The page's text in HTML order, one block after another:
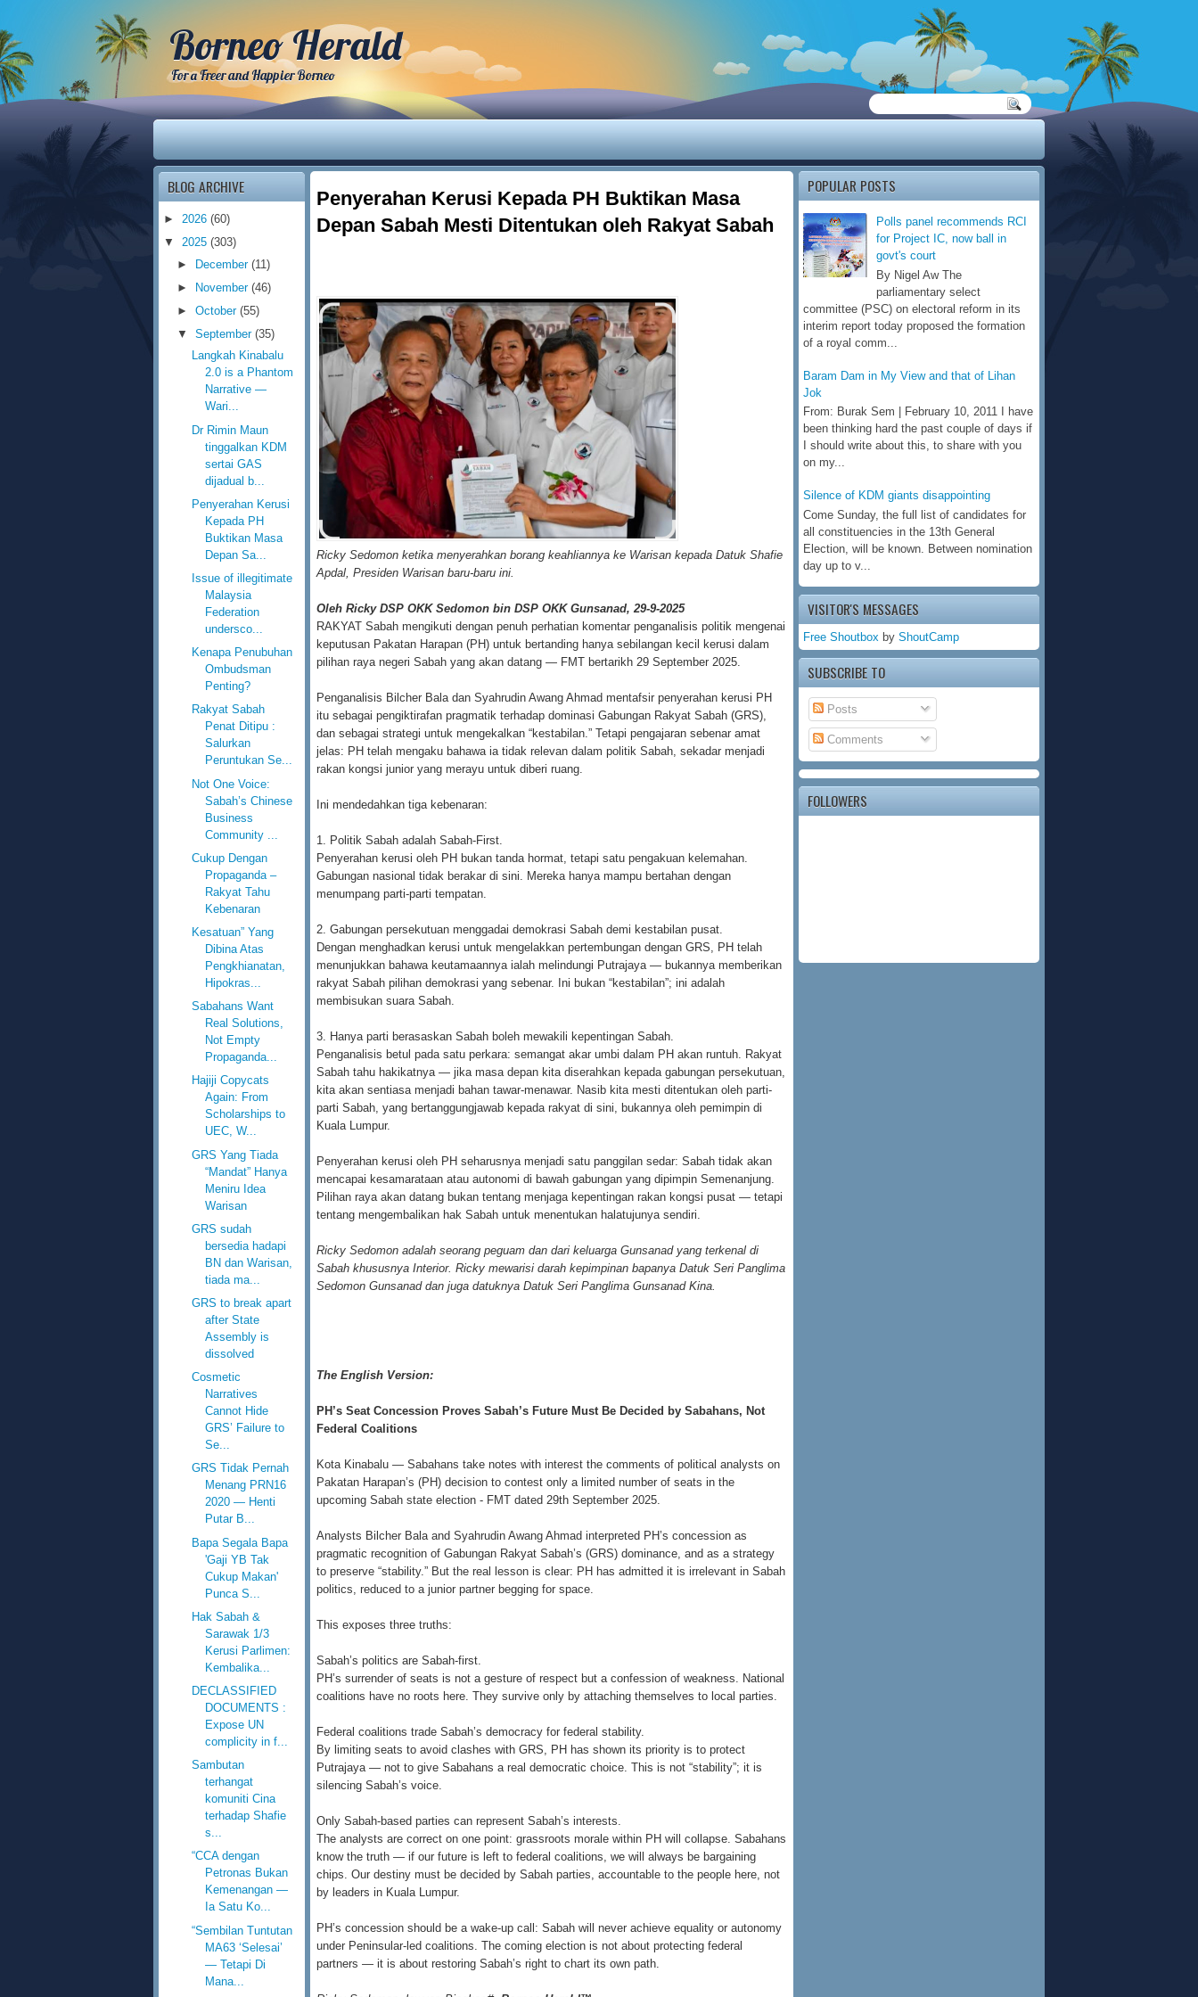
Borneo Herald
For a Freer and Happier Borneo
POPULAR POSTS
Polls panel recommends RCI
for Project IC, now ball in
govt's court
By Nigel Aw The
parliamentary select
committee (PSC) on electoral reform in its
interim report today proposed the formation
of a royal comm...
Baram Dam in My View and that of Lihan
Jok
From: Burak Sem | February 10, 2011 I have
been thinking hard the past couple of days if
I should write about this, to share with you
on my...
Silence of KDM giants disappointing
Come Sunday, the full list of candidates for
all constituencies in the 13th General
Election, will be known. Between nomination
day up to v...
VISITOR'S MESSAGES
Free Shoutbox by ShoutCamp
SUBSCRIBE TO
Posts
Comments
FOLLOWERS
Penyerahan Kerusi Kepada PH Buktikan Masa
Depan Sabah Mesti Ditentukan oleh Rakyat Sabah
Ricky Sedomon ketika menyerahkan borang keahliannya ke Warisan kepada Datuk Shafie
Apdal, Presiden Warisan baru-baru ini.
Oleh Ricky DSP OKK Sedomon bin DSP OKK Gunsanad, 29-9-2025
RAKYAT Sabah mengikuti dengan penuh perhatian komentar penganalisis politik mengenai
keputusan Pakatan Harapan (PH) untuk bertanding hanya sebilangan kecil kerusi dalam
pilihan raya negeri Sabah yang akan datang — FMT bertarikh 29 September 2025.
Penganalisis Bilcher Bala dan Syahrudin Awang Ahmad mentafsir penyerahan kerusi PH
itu sebagai pengiktirafan pragmatik terhadap dominasi Gabungan Rakyat Sabah (GRS),
dan sebagai strategi untuk mengekalkan “kestabilan.” Tetapi pengajaran sebenar amat
jelas: PH telah mengaku bahawa ia tidak relevan dalam politik Sabah, sekadar menjadi
rakan kongsi junior yang merayu untuk diberi ruang.
Ini mendedahkan tiga kebenaran:
1. Politik Sabah adalah Sabah-First.
Penyerahan kerusi oleh PH bukan tanda hormat, tetapi satu pengakuan kelemahan.
Gabungan nasional tidak berakar di sini. Mereka hanya mampu bertahan dengan
menumpang parti-parti tempatan.
2. Gabungan persekutuan menggadai demokrasi Sabah demi kestabilan pusat.
Dengan menghadkan kerusi untuk mengelakkan pertembungan dengan GRS, PH telah
menunjukkan bahawa keutamaannya ialah melindungi Putrajaya — bukannya memberikan
rakyat Sabah pilihan demokrasi yang sebenar. Ini bukan “kestabilan”; ini adalah
membisukan suara Sabah.
3. Hanya parti berasaskan Sabah boleh mewakili kepentingan Sabah.
Penganalisis betul pada satu perkara: semangat akar umbi dalam PH akan runtuh. Rakyat
Sabah tahu hakikatnya — jika masa depan kita diserahkan kepada gabungan persekutuan,
kita akan sentiasa menjadi bahan tawar-menawar. Nasib kita mesti ditentukan oleh parti-
parti Sabah, yang bertanggungjawab kepada rakyat di sini, bukannya oleh pemimpin di
Kuala Lumpur.
Penyerahan kerusi oleh PH seharusnya menjadi satu panggilan sedar: Sabah tidak akan
mencapai kesamarataan atau autonomi di bawah gabungan yang dipimpin Semenanjung.
Pilihan raya akan datang bukan tentang menjaga kepentingan rakan kongsi pusat — tetapi
tentang mengembalikan hak Sabah untuk menentukan halatujunya sendiri.
Ricky Sedomon adalah seorang peguam dan dari keluarga Gunsanad yang terkenal di
Sabah khususnya Interior. Ricky mewarisi darah kepimpinan bapanya Datuk Seri Panglima
Sedomon Gunsanad dan juga datuknya Datuk Seri Panglima Gunsanad Kina.
The English Version:
PH’s Seat Concession Proves Sabah’s Future Must Be Decided by Sabahans, Not
Federal Coalitions
Kota Kinabalu — Sabahans take notes with interest the comments of political analysts on
Pakatan Harapan’s (PH) decision to contest only a limited number of seats in the
upcoming Sabah state election - FMT dated 29th September 2025.
Analysts Bilcher Bala and Syahrudin Awang Ahmad interpreted PH’s concession as
pragmatic recognition of Gabungan Rakyat Sabah’s (GRS) dominance, and as a strategy
to preserve “stability.” But the real lesson is clear: PH has admitted it is irrelevant in Sabah
politics, reduced to a junior partner begging for space.
This exposes three truths:
Sabah’s politics are Sabah-first.
PH’s surrender of seats is not a gesture of respect but a confession of weakness. National
coalitions have no roots here. They survive only by attaching themselves to local parties.
Federal coalitions trade Sabah’s democracy for federal stability.
By limiting seats to avoid clashes with GRS, PH has shown its priority is to protect
Putrajaya — not to give Sabahans a real democratic choice. This is not “stability”; it is
silencing Sabah’s voice.
Only Sabah-based parties can represent Sabah’s interests.
The analysts are correct on one point: grassroots morale within PH will collapse. Sabahans
know the truth — if our future is left to federal coalitions, we will always be bargaining
chips. Our destiny must be decided by Sabah parties, accountable to the people here, not
by leaders in Kuala Lumpur.
PH’s concession should be a wake-up call: Sabah will never achieve equality or autonomy
under Peninsular-led coalitions. The coming election is not about protecting federal
partners — it is about restoring Sabah’s right to chart its own path.
BLOG ARCHIVE
► 2026 (60)
▼ 2025 (303)
► December(11)
►
November(46)
►October(55)
▼September(35)
Langkah Kinabalu
2.0 is a Phantom
Narrative —
Wari...
Dr Rimin Maun
tinggalkan KDM
sertai GAS
dijadual b...
Penyerahan Kerusi
Kepada PH
Buktikan Masa
Depan Sa...
Issue of illegitimate
Malaysia
Federation
undersco...
Kenapa Penubuhan
Ombudsman
Penting?
Rakyat Sabah
Penat Ditipu :
Salurkan
Peruntukan Se...
Not One Voice:
Sabah’s Chinese
Business
Community ...
Cukup Dengan
Propaganda –
Rakyat Tahu
Kebenaran
Kesatuan” Yang
Dibina Atas
Pengkhianatan,
Hipokras...
Sabahans Want
Real Solutions,
Not Empty
Propaganda...
Hajiji Copycats
Again: From
Scholarships to
UEC, W...
GRS Yang Tiada
“Mandat” Hanya
Meniru Idea
Warisan
GRS sudah
bersedia hadapi
BN dan Warisan,
tiada ma...
GRS to break apart
after State
Assembly is
dissolved
Cosmetic
Narratives
Cannot Hide
GRS’ Failure to
Se...
GRS Tidak Pernah
Menang PRN16
2020 — Henti
Putar B...
Bapa Segala Bapa
'Gaji YB Tak
Cukup Makan'
Punca S...
Hak Sabah &
Sarawak 1/3
Kerusi Parlimen:
Kembalika...
DECLASSIFIED
DOCUMENTS :
Expose UN
complicity in f...
Sambutan
terhangat
komuniti Cina
terhadap Shafie
s...
“CCA dengan
Petronas Bukan
Kemenangan —
Ia Satu Ko...
“Sembilan Tuntutan
MA63 ‘Selesai’
— Tetapi Di
Mana...